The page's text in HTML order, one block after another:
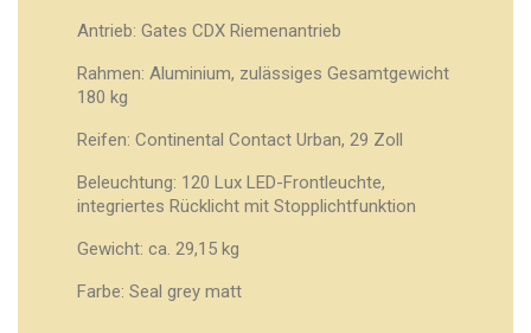
Antrieb: Gates CDX Riemenantrieb
Rahmen: Aluminium, zulässiges Gesamtgewicht
180 kg
Reifen: Continental Contact Urban, 29 Zoll
Beleuchtung: 120 Lux LED-Frontleuchte,
integriertes Rücklicht mit Stopplichtfunktion
Gewicht: ca. 29,15 kg
Farbe: Seal grey matt